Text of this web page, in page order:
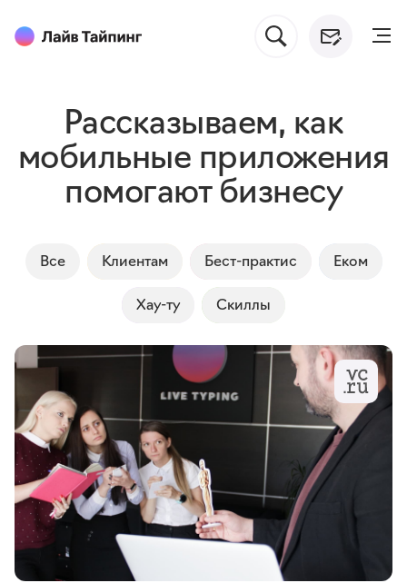
Рассказываем, как
мобильные приложения
помогают бизнесу
Все Клиентам Бест-практис Еком
Хау-ту Cкиллы